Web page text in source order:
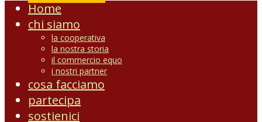
Home
chi siamo
la cooperativa
la nostra storia
il commercio equo
i nostri partner
cosa facciamo
partecipa
sostienici